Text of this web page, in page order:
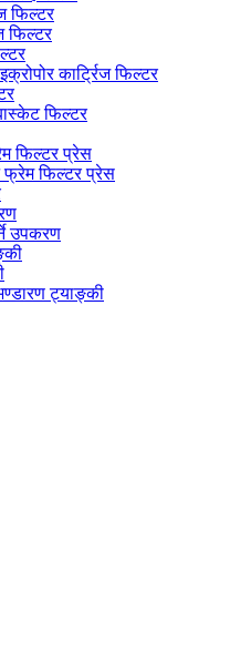
फिल्टर
फिल्टर
कार्ट्रिज फिल्टर
फिल्टर
फिल्टर प्रेस
फ्रेम फिल्टर प्रेस
उपकरण
ट्याङ्की